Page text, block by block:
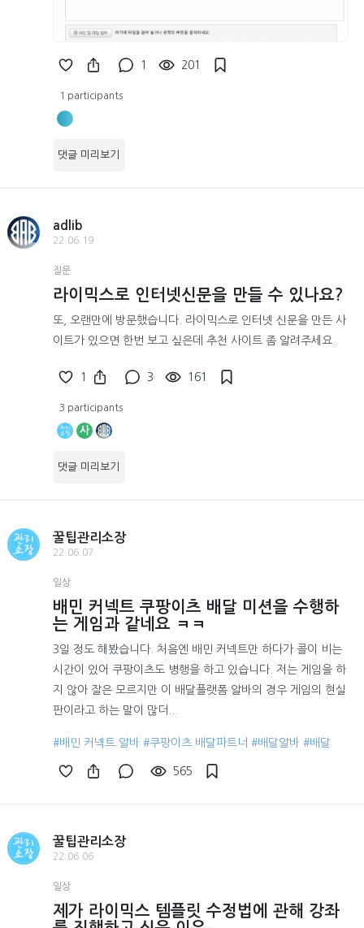
1 201
1 participants
댓글 미리보기
adlib
22.06.19
질문
라이믹스로 인터넷신문을 만들 수 있나요?
또, 오랜만에 방문했습니다. 라이믹스로 인터넷 신문을 만든 사
이트가 있으면 한번 보고 싶은데 추천 사이트 좀 알려주세요.
1 3 161
3 participants
사
댓글 미리보기
꿀팁관리소장
22.06.07
일상
배민 커넥트 쿠팡이츠 배달 미션을 수행하
는 게임과 같네요 ㅋㅋ
3일 정도 해봤습니다. 처음엔 배민 커넥트만 하다가 콜이 비는
시간이 있어 쿠팡이츠도 병행을 하고 있습니다. 저는 게임을 하
지 않아 잘은 모르지만 이 배달플랫폼 알바의 경우 게임의 현실
판이라고 하는 말이 많더...
#배민 커넥트 알바 #쿠팡이츠 배달파트너 #배달알바 #배달
565
꿀팁관리소장
22.06.06
일상
제가 라이믹스 템플릿 수정법에 관해 강좌